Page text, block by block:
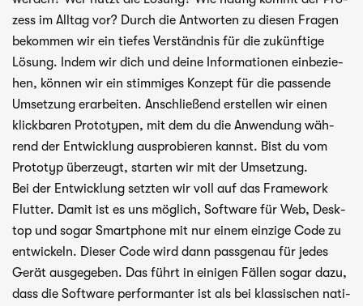
zess im All­tag vor? Durch die Ant­wor­ten zu die­sen Fra­gen
bekom­men wir ein tie­fes Ver­ständ­nis für die zukünf­tige
Lösung. Indem wir dich und deine Infor­ma­tio­nen ein­be­zie­
hen, kön­nen wir ein stim­mi­ges Kon­zept für die pas­sende
Umset­zung erar­bei­ten. Anschlie­ßend erstel­len wir einen
klick­ba­ren Pro­to­ty­pen, mit dem du die Anwen­dung wäh­
rend der Ent­wick­lung aus­pro­bie­ren kannst. Bist du vom
Pro­to­typ über­zeugt, star­ten wir mit der Umsetzung.
Bei der Ent­wick­lung setz­ten wir voll auf das Frame­work
Flut­ter. Damit ist es uns mög­lich, Soft­ware für Web, Desk­
top und sogar Smart­phone mit nur einem ein­zige Code zu
ent­wi­ckeln. Die­ser Code wird dann pass­ge­nau für jedes
Gerät aus­ge­ge­ben. Das führt in eini­gen Fäl­len sogar dazu,
dass die Soft­ware per­for­man­ter ist als bei klas­si­schen nati­